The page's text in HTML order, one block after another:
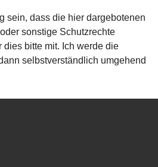
sein, dass die hier dargebotenen
sonstige Schutzrechte
bitte mit. Ich werde die
selbstverständlich umgehend